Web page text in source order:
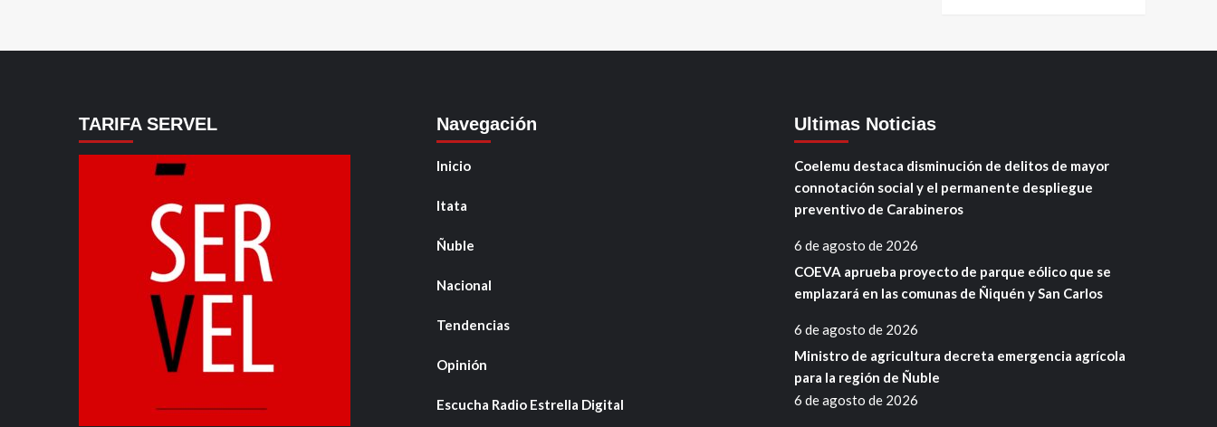
TARIFA SERVEL Navegación
Inicio
Itata
Ñuble
Nacional
Tendencias
Opinión
Escucha Radio Estrella Digital
Ultimas Noticias
Coelemu destaca disminución de delitos de mayor
connotación social y el permanente despliegue
preventivo de Carabineros
6 de agosto de 2026
COEVA aprueba proyecto de parque eólico que se
emplazará en las comunas de Ñiquén y San Carlos
6 de agosto de 2026
Ministro de agricultura decreta emergencia agrícola
para la región de Ñuble
6 de agosto de 2026